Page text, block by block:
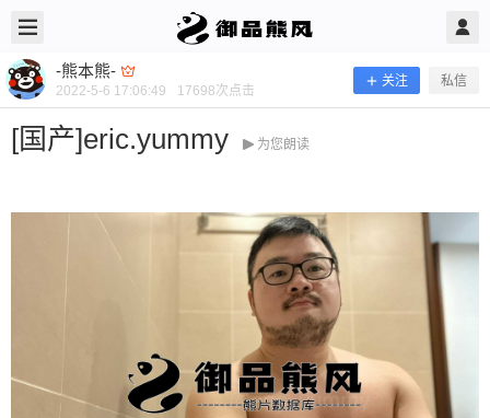
-熊本熊-
2022-5-6 17:06:49 17698次点击
关注 私信
[国产]eric.yummy 为您朗读
-熊本熊- @ 御品熊风 2022/5/06
[国产]eric.yummy